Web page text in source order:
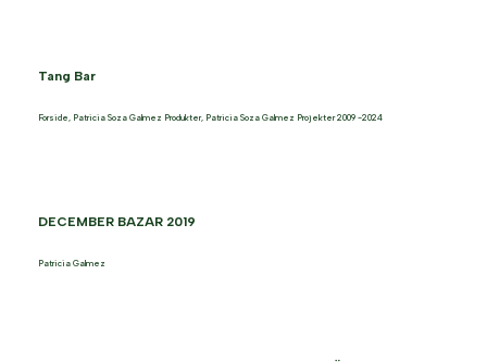
Tang Bar
Forside, Patricia Soza Galmez Produkter, Patricia Soza Galmez Projekter 2009 -2024
DECEMBER BAZAR 2019
Patricia Galmez